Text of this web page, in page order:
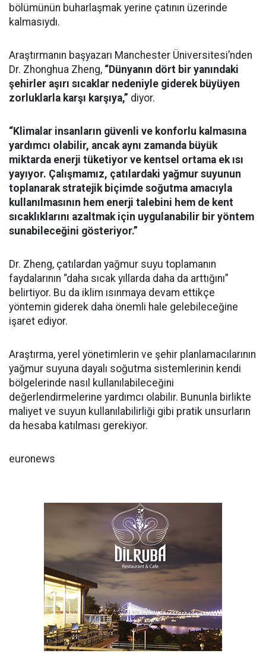
bölümünün buharlaşmak yerine çatının üzerinde
kalmasıydı.
Araştırmanın başyazarı Manchester Üniversitesi’nden
Dr. Zhonghua Zheng, “Dünyanın dört bir yanındaki
şehirler aşırı sıcaklar nedeniyle giderek büyüyen
zorluklarla karşı karşıya,” diyor.
“Klimalar insanların güvenli ve konforlu kalmasına
yardımcı olabilir, ancak aynı zamanda büyük
miktarda enerji tüketiyor ve kentsel ortama ek ısı
yayıyor. Çalışmamız, çatılardaki yağmur suyunun
toplanarak stratejik biçimde soğutma amacıyla
kullanılmasının hem enerji talebini hem de kent
sıcaklıklarını azaltmak için uygulanabilir bir yöntem
sunabileceğini gösteriyor.”
Dr. Zheng, çatılardan yağmur suyu toplamanın
faydalarının “daha sıcak yıllarda daha da arttığını”
belirtiyor. Bu da iklim ısınmaya devam ettikçe
yöntemin giderek daha önemli hale gelebileceğine
işaret ediyor.
Araştırma, yerel yönetimlerin ve şehir planlamacılarının
yağmur suyuna dayalı soğutma sistemlerinin kendi
bölgelerinde nasıl kullanılabileceğini
değerlendirmelerine yardımcı olabilir. Bununla birlikte
maliyet ve suyun kullanılabilirliği gibi pratik unsurların
da hesaba katılması gerekiyor.
euronews